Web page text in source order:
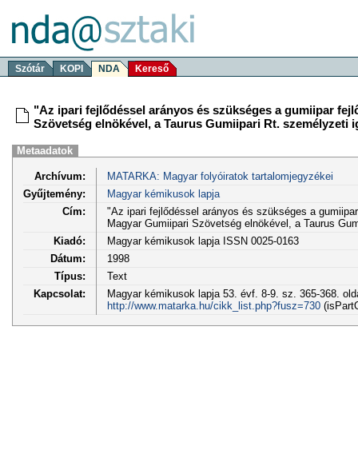
Szótár KOPI NDA Kereső
"Az ipari fejlődéssel arányos és szükséges a gumiipar
Szövetség elnökével, a Taurus Gumiipari Rt. személyzeti
Metaadatok
Archívum:
MATARKA: Magyar folyóiratok tartalomjegyzékei
Gyűjtemény:
Magyar kémikusok lapja
Cím:
"Az ipari fejlődéssel arányos és szükséges a
Magyar Gumiipari Szövetség elnökével, a Taurus
Kiadó:
Magyar kémikusok lapja ISSN 0025-0163
Dátum:
1998
Típus:
Text
Kapcsolat:
Magyar kémikusok lapja 53. évf. 8-9. sz. 365-368.
http://www.matarka.hu/cikk_list.php?fusz=730